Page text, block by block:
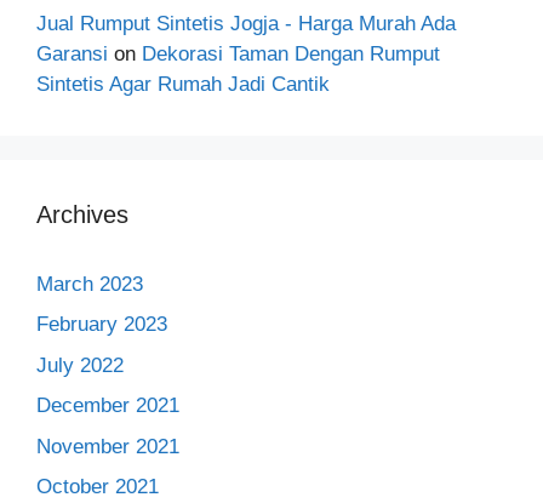
Jual Rumput Sintetis Jogja - Harga Murah Ada
Garansi on Dekorasi Taman Dengan Rumput
Sintetis Agar Rumah Jadi Cantik
Archives
March 2023
February 2023
July 2022
December 2021
November 2021
October 2021